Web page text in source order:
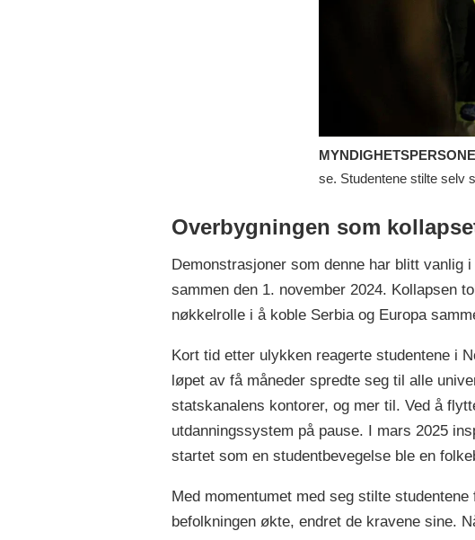
https://
vucevic-resigns-
se. Studentene stilte selv
Overbygningen som
Demonstrasjoner som denne har blitt vanlig
sammen den 1. november 2024. Kollapsen
nøkkelrolle i å koble Serbia og Europa
Kort tid etter ulykken reagerte studentene i
løpet av få måneder spredte seg til alle
statskanalens kontorer, og mer til. Ved å
utdanningssystem på pause. I mars 2025
startet som en studentbevegelse ble en
Med momentumet med seg stilte
befolkningen økte, endret de kravene sine.